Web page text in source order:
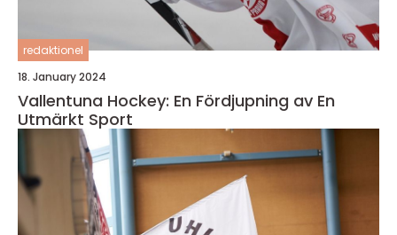
redaktionel
18. January 2024
Vallentuna Hockey: En Fördjupning av En
Utmärkt Sport